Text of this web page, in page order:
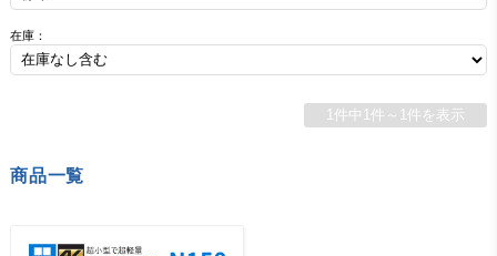
在庫：
1件中1件～1件を表示
商品一覧